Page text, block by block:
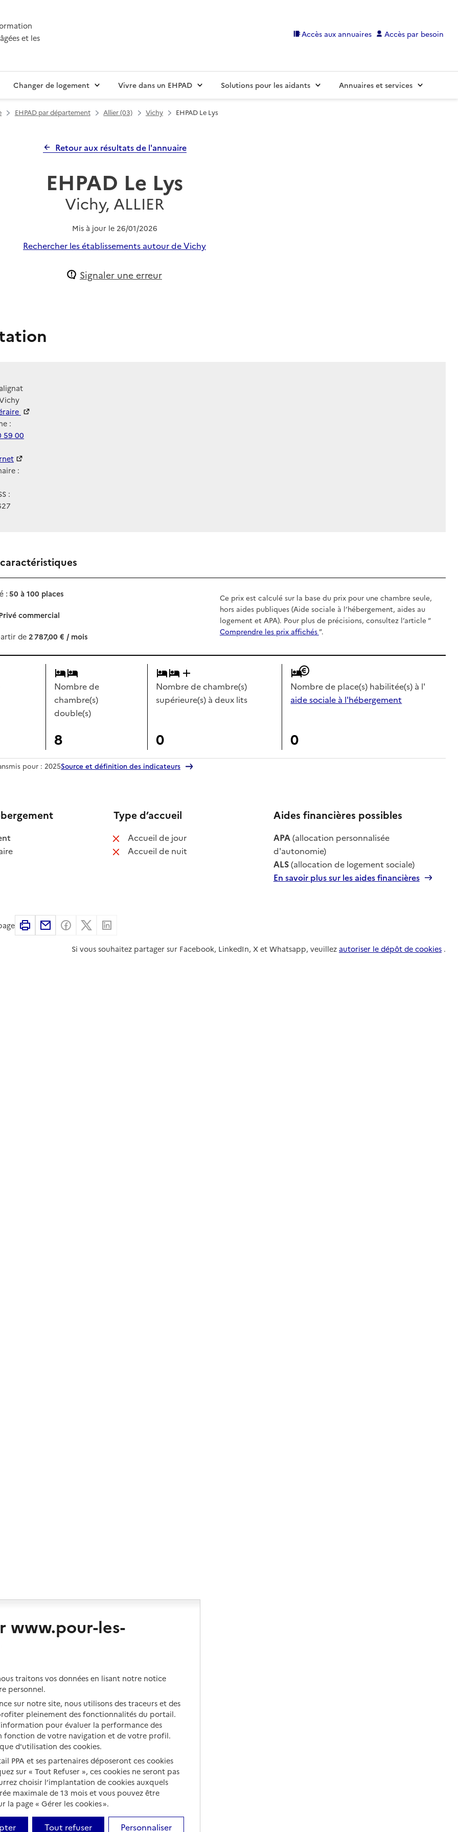
et les
Accès aux annuaires Accès par besoin
Changer de logement Vivre dans un EHPAD Solutions pour les aidants Annuaires et services
EHPAD par département Allier (03) Vichy EHPAD Le Lys
Retour aux résultats de l'annuaire
EHPAD Le Lys
Vichy, ALLIER
Mis à jour le 26/01/2026
Rechercher les établissements autour de Vichy
Signaler une erreur
:
59 00
:
:
:50 à 100 places
commercial
de 2 787,00 € / mois
Ce prix est calculé sur la base du prix pour une chambre seule,
hors aides publiques (Aide sociale à l’hébergement, aides au
logement et APA). Pour plus de précisions, consultez l’article “
Comprendre les prix affichés”.
Nombre de
chambre(s)
double(s)
8
Nombre de chambre(s)
supérieure(s) à deux lits
0
Nombre de place(s) habilitée(s) à l'
aide sociale à l'hébergement
0
pour : 2025Source et définition des indicateurs
disponible
Type d’accueil
Accueil de jour: non disponible
Accueil de nuit: non disponible
Aides financières possibles
APA(allocation personnalisée
d'autonomie)
ALS(allocation de logement sociale)
En savoir plus sur les aides financières
ImprimerPartager par email
Partager sur Facebook
Partager sur X
Si vous souhaitez partager sur Facebook, LinkedIn, X et Whatsapp, veuillez autoriser le dépôt de cookies .
www.pour-les-
traitons vos données en lisant notre notice
personnel.
sur notre site, nous utilisons des traceurs et des
pleinement des fonctionnalités du portail.
pour évaluer la performance des
fonction de votre navigation et de votre profil.
d'utilisation des cookies.
PPA et ses partenaires déposeront ces cookies
sur « Tout Refuser », ces cookies ne seront pas
choisir l’implantation de cookies auxquels
maximale de 13 mois et vous pouvez être
page « Gérer les cookies ».
Tout refuser Personnaliser